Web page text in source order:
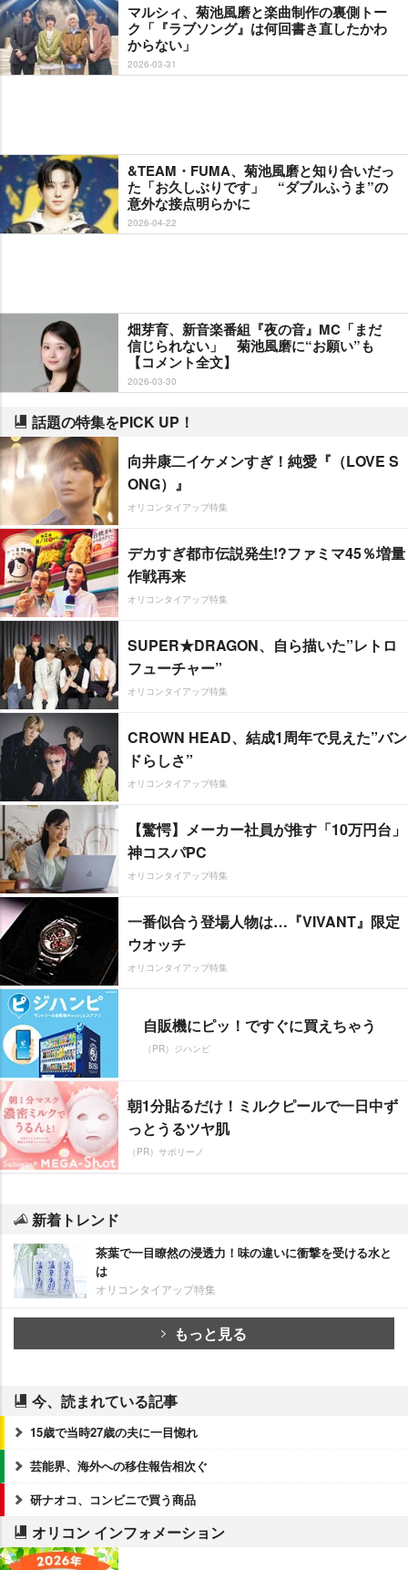
マルシィ、菊池風磨と楽曲制作の裏側トー
ク「『ラブソング』は何回書き直したかわ
からない」
2026-03-31
&TEAM・FUMA、菊池風磨と知り合いだっ
た「お久しぶりです」 “ダブルふうま”の
意外な接点明らかに
2026-04-22
畑芽育、新音楽番組『夜の音』MC「まだ
信じられない」 菊池風磨に“お願い”も
【コメント全文】
2026-03-30
話題の特集をPICK UP！
向井康二イケメンすぎ！純愛『（LOVE S
ONG）』
オリコンタイアップ特集
デカすぎ都市伝説発生!?ファミマ45％増量
作戦再来
オリコンタイアップ特集
SUPER★DRAGON、自ら描いた”レトロ
フューチャー”
オリコンタイアップ特集
CROWN HEAD、結成1周年で見えた”バン
ドらしさ”
オリコンタイアップ特集
【驚愕】メーカー社員が推す「10万円台」
神コスパPC
オリコンタイアップ特集
一番似合う登場人物は…『VIVANT』限定
ウオッチ
オリコンタイアップ特集
自販機にピッ！ですぐに買えちゃう
（PR）ジハンピ
朝1分貼るだけ！ミルクピールで一日中ず
っとうるツヤ肌
（PR）サボリーノ
新着トレンド
茶葉で一目瞭然の浸透力！味の違いに衝撃を受ける水と
は
オリコンタイアップ特集
もっと見る
今、読まれている記事
15歳で当時27歳の夫に一目惚れ
芸能界、海外への移住報告相次ぐ
研ナオコ、コンビニで買う商品
オリコン インフォメーション